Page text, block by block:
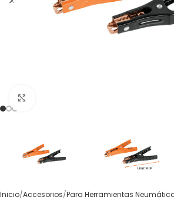
Inicio Accesorios Para Herramientas